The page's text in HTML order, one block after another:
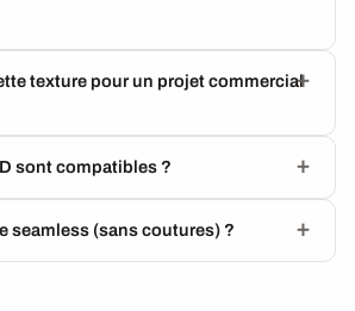
texture pour un projet commercial
sont compatibles ?
seamless (sans coutures) ?